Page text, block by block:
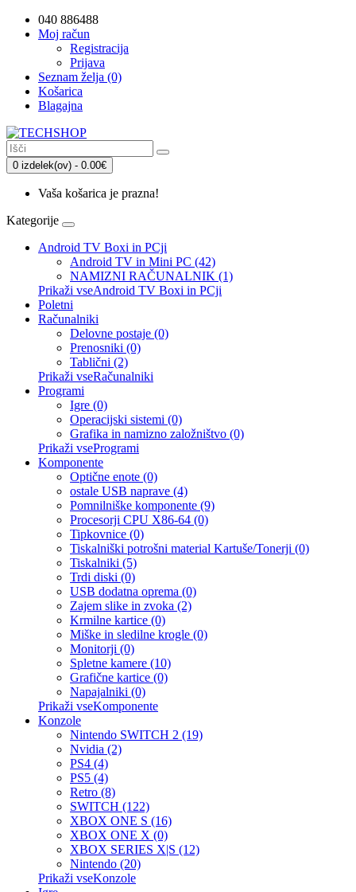
040 886488
Moj račun
Registracija
Prijava
Seznam želja (0)
Košarica
Blagajna
0 izdelek(ov) - 0.00€
Vaša košarica je prazna!
Kategorije
Android TV Boxi in PCji
Android TV in Mini PC (42)
NAMIZNI RAČUNALNIK (1)
Prikaži vseAndroid TV Boxi in PCji
Poletni
Računalniki
Delovne postaje (0)
Prenosniki (0)
Tablični (2)
Prikaži vseRačunalniki
Programi
Igre (0)
Operacijski sistemi (0)
Grafika in namizno založništvo (0)
Prikaži vseProgrami
Komponente
Optične enote (0)
ostale USB naprave (4)
Pomnilniške komponente (9)
Procesorji CPU X86-64 (0)
Tipkovnice (0)
Tiskalniški potrošni material Kartuše/Tonerji (0)
Tiskalniki (5)
Trdi diski (0)
USB dodatna oprema (0)
Zajem slike in zvoka (2)
Krmilne kartice (0)
Miške in sledilne krogle (0)
Monitorji (0)
Spletne kamere (10)
Grafične kartice (0)
Napajalniki (0)
Prikaži vseKomponente
Konzole
Nintendo SWITCH 2 (19)
Nvidia (2)
PS4 (4)
PS5 (4)
Retro (8)
SWITCH (122)
XBOX ONE S (16)
XBOX ONE X (0)
XBOX SERIES X|S (12)
Nintendo (20)
Prikaži vseKonzole